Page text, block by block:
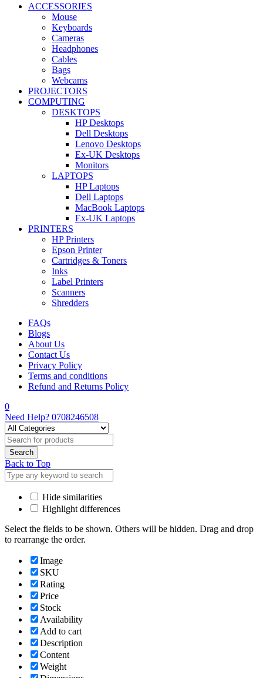
ACCESSORIES
Mouse
Keyboards
Cameras
Headphones
Cables
Bags
Webcams
PROJECTORS
COMPUTING
DESKTOPS
HP Desktops
Dell Desktops
Lenovo Desktops
Ex-UK Desktops
Monitors
LAPTOPS
HP Laptops
Dell Laptops
MacBook Laptops
Ex-UK Laptops
PRINTERS
HP Printers
Epson Printer
Cartridges & Toners
Inks
Label Printers
Scanners
Shredders
FAQs
Blogs
About Us
Contact Us
Privacy Policy
Terms and conditions
Refund and Returns Policy
0
Need Help? 0708246508
Back to Top
Hide similarities
Highlight differences
Select the fields to be shown. Others will be hidden. Drag and drop
to rearrange the order.
Image
SKU
Rating
Price
Stock
Availability
Add to cart
Description
Content
Weight